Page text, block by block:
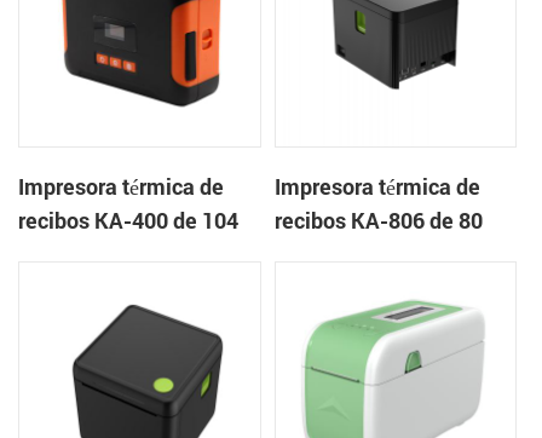
Impresora térmica de
recibos KA-400 de 104
Impresora térmica de
recibos KA-806 de 80